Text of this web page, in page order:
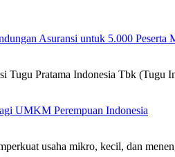
Asuransi untuk 5.000 Peserta
Tugu Pratama Indonesia Tbk
UMKM Perempuan Indonesia
usaha mikro, kecil, dan